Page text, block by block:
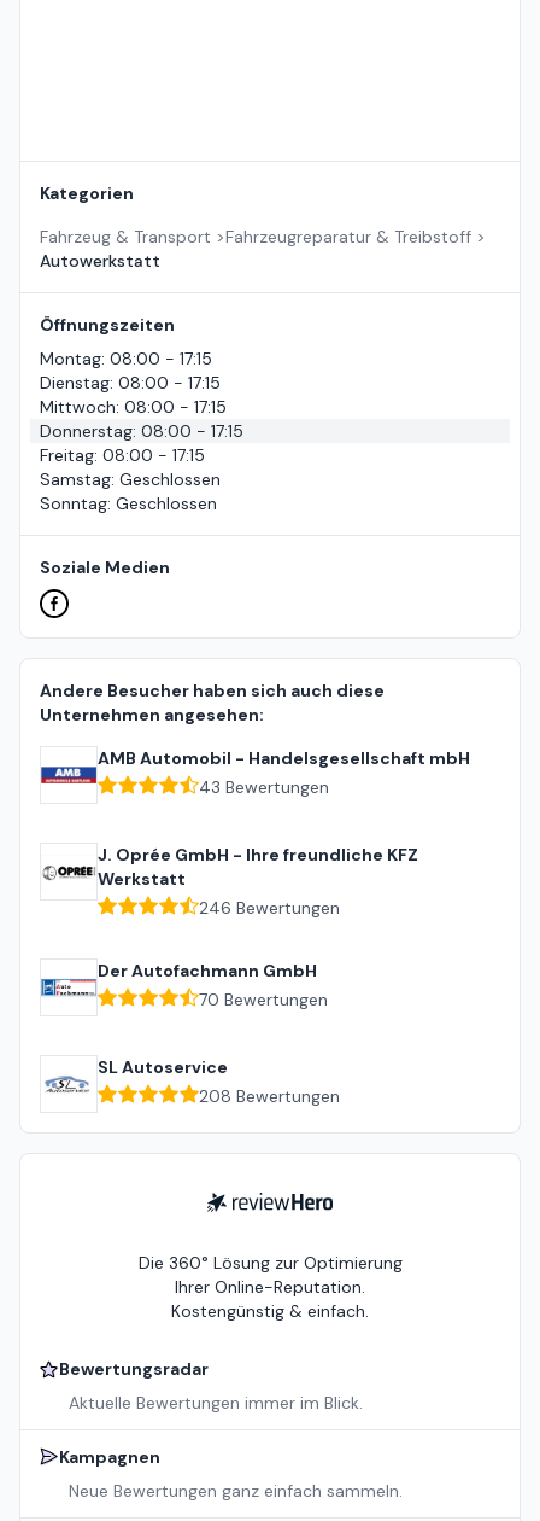
Kategorien
Fahrzeug & Transport >Fahrzeugreparatur & Treibstoff >
Autowerkstatt
Öffnungszeiten
Montag: 08:00 - 17:15
Dienstag: 08:00 - 17:15
Mittwoch: 08:00 - 17:15
Donnerstag: 08:00 - 17:15
Freitag: 08:00 - 17:15
Samstag: Geschlossen
Sonntag: Geschlossen
Soziale Medien
Andere Besucher haben sich auch diese
Unternehmen angesehen:
AMB Automobil - Handelsgesellschaft mbH
43 Bewertungen
J. Oprée GmbH - Ihre freundliche KFZ
Werkstatt
246 Bewertungen
Der Autofachmann GmbH
70 Bewertungen
SL Autoservice
208 Bewertungen
ReviewHero
Die 360° Lösung zur Optimierung
Ihrer Online-Reputation.
Kostengünstig & einfach.
Bewertungsradar
Aktuelle Bewertungen immer im Blick.
Kampagnen
Neue Bewertungen ganz einfach sammeln.